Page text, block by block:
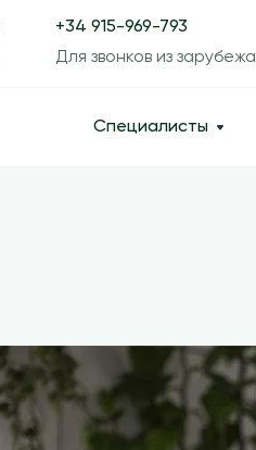
+34 915-969-793
Для звонков из зарубежа
Специалисты